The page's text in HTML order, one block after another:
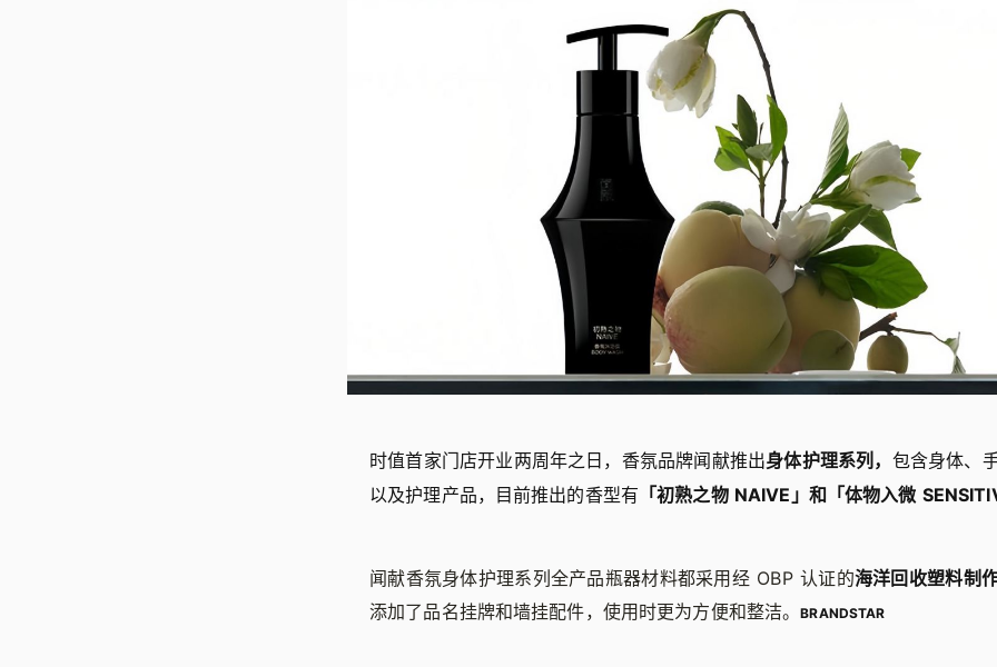
时值首家门店开业两周年之日，香氛品牌闻献推出身体护理系列， 包含身体、
以及护理产品，目前推出的香型有 「初熟之物 NAIVE」和「体物入微
闻献香氛身体护理系列全产品瓶器材料都采用经 OBP 认证的海洋回收塑料制
添加了品名挂牌和墙挂配件，使用时更为方便和整洁。BRANDSTAR